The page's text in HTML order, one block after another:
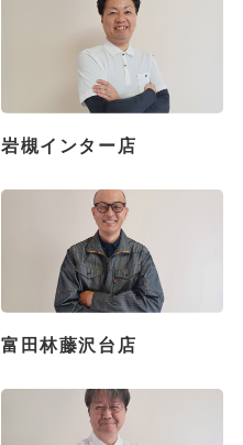
岩槻インター店
富田林藤沢台店